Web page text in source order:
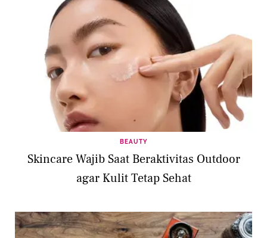
BEAUTY
Skincare Wajib Saat Beraktivitas Outdoor
agar Kulit Tetap Sehat